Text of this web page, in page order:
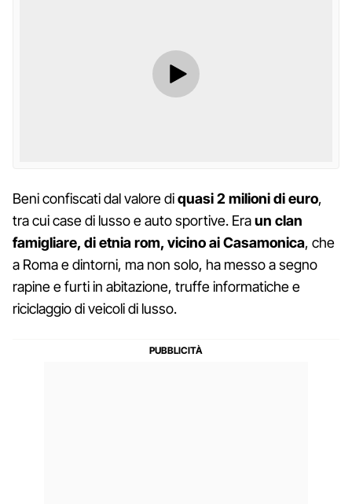
Beni confiscati dal valore diquasi 2 milioni di euro,
tra cui case di lusso e auto sportive. Eraun clan
famigliare, di etnia rom, vicino ai Casamonica, che
a Roma e dintorni, ma non solo, ha messo a segno
rapine e furti in abitazione, truffe informatiche e
riciclaggio di veicoli di lusso.